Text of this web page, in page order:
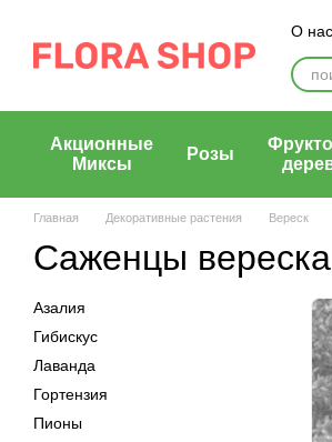
О нас
Акционные
Миксы
Розы
Главная Декоративные растения Вереск
Саженцы вереска
Азалия
Гибискус
Лаванда
Гортензия
Пионы